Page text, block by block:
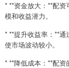
* **资金放大：**配
模和收益潜力。
* **提升收益率：**
使市场波动较小。
* **降低成本：**配资